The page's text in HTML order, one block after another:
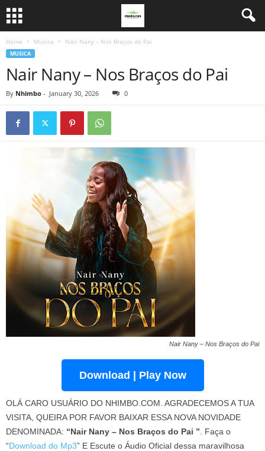
Home Musica Nair Nany – Nos Braços do Pai
MUSICA
Nair Nany – Nos Braços do Pai
By Nhimbo - January 30, 2026 0
Nair Nany – Nos Braços do Pai
Download | Play Now
OLÁ CARO USUÁRIO DO NHIMBO.COM. AGRADECEMOS A TUA
VISITA, QUEIRA POR FAVOR BAIXAR ESSA NOVA NOVIDADE
DENOMINADA: “Nair Nany – Nos Braços do Pai ” . Faça o
“Download do Mp3” E Escute o Áudio Oficial dessa maravilhosa